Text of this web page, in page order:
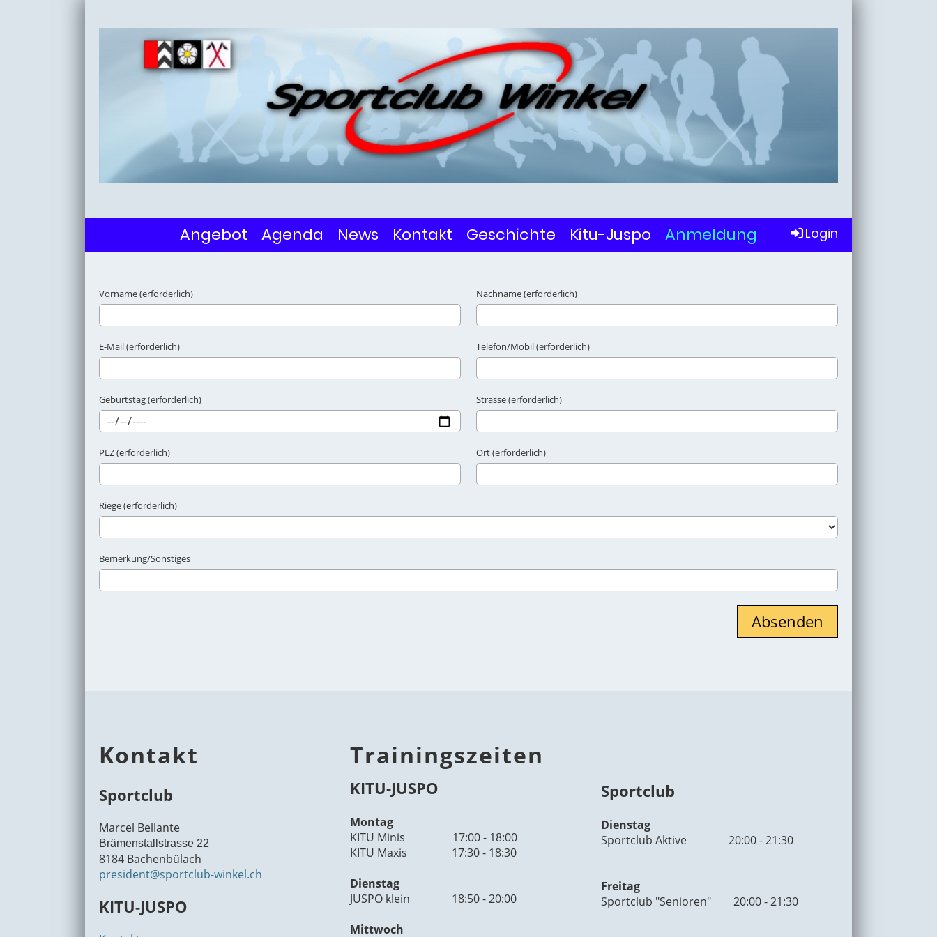
Angebot Agenda News Kontakt Geschichte Kitu-Juspo Anmeldung Login
Vorname (erforderlich) Nachname (erforderlich)
E-Mail (erforderlich) Telefon/Mobil (erforderlich)
Geburtstag (erforderlich) Strasse (erforderlich)
PLZ (erforderlich) Ort (erforderlich)
Riege (erforderlich)
Bemerkung/Sonstiges
Kontakt
Sportclub
Marcel Bellante
Brämenstallstrasse 22
8184 Bachenbülach
president@sportclub-winkel.ch
KITU-JUSPO
Trainingszeiten
KITU-JUSPO
Montag
KITU Minis 17:00 - 18:00
KITU Maxis 17:30 - 18:30
Dienstag
JUSPO klein 18:50 - 20:00
Mittwoch
Sportclub
Dienstag
Sportclub Aktive 20:00 - 21:30
Freitag
Sportclub "Senioren" 20:00 - 21:30